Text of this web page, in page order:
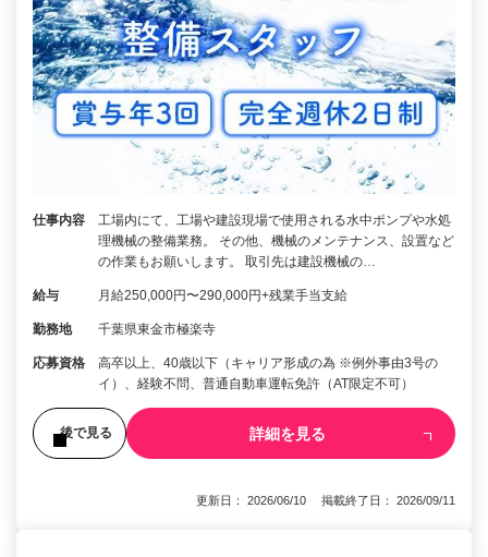
仕事内容
工場内にて、工場や建設現場で使用される水中ポンプや水処
理機械の整備業務。 その他、機械のメンテナンス、設置など
の作業もお願いします。 取引先は建設機械の…
給与 月給250,000円〜290,000円+残業手当支給
勤務地 千葉県東金市極楽寺
応募資格
高卒以上、40歳以下（キャリア形成の為 ※例外事由3号の
イ）、経験不問、普通自動車運転免許（AT限定不可）
後で見る 詳細を見る
更新日： 2026/06/10 掲載終了日： 2026/09/11